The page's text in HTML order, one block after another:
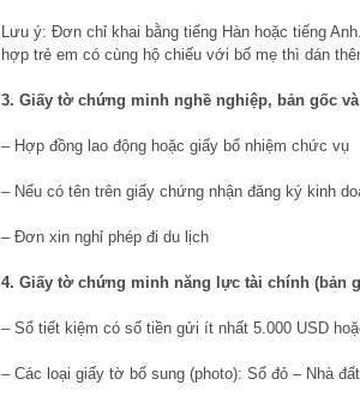
Lưu ý: Đơn chỉ khai bằng tiếng Hàn hoặc tiếng
hợp trẻ em có cùng hộ chiếu với bố mẹ thì dán
3. Giấy tờ chứng minh nghề nghiệp, bản gốc
– Hợp đồng lao động hoặc giấy bổ nhiệm chức vụ
– Nếu có tên trên giấy chứng nhận đăng ký kinh
– Đơn xin nghỉ phép đi du lịch
4. Giấy tờ chứng minh năng lực tài chính (bản
– Sổ tiết kiệm có số tiền gửi ít nhất 5.000 USD
– Các loại giấy tờ bổ sung (photo): Sổ đỏ – Nhà